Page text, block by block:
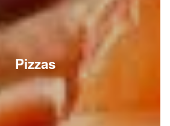
Pizzas